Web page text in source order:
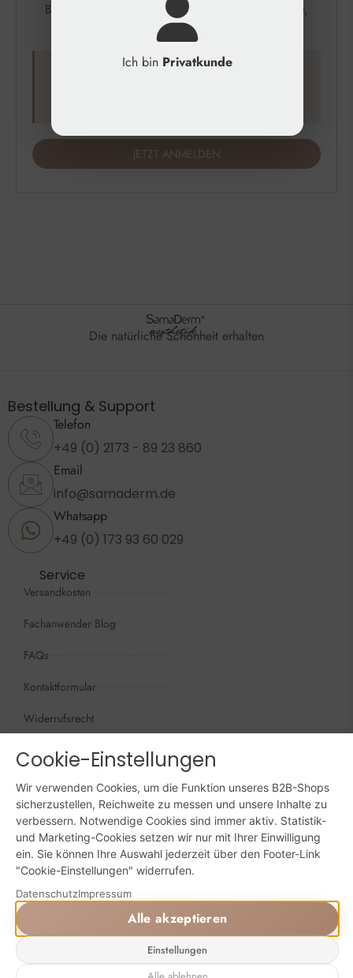
Bleib auf dem Laufenden über exklusive Angebote,
neue Produkte und Pflegetipps.
JETZT ANMELDEN
Die natürliche Schönheit erhalten
Bestellung & Support
Telefon
+49 (0) 2173 - 89 23 860
Email
info@samaderm.de
Whatsapp
+49 (0) 173 93 60 029
Service
Versandkosten
Fachanwender Blog
FAQs
Kontaktformular
Widerrufsrecht
Öffnungszeiten
Wir sind persönlich, für Sie da:
Mo - Do: 09:00 - 16:00 Uhr
Fr: 09:00 - 15:00 Uhr
Sa + So: geschlossen
Online bestellen: 24/7
Impressum Datenschutz
Ich bin Privatkunde
Cookie-Einstellungen
Wir verwenden Cookies, um die Funktion unseres B2B-Shops
sicherzustellen, Reichweite zu messen und unsere Inhalte zu
verbessern. Notwendige Cookies sind immer aktiv. Statistik-
und Marketing-Cookies setzen wir nur mit Ihrer Einwilligung
ein. Sie können Ihre Auswahl jederzeit über den Footer-Link
"Cookie-Einstellungen" widerrufen.
DatenschutzImpressum
Alle akzeptieren
Einstellungen